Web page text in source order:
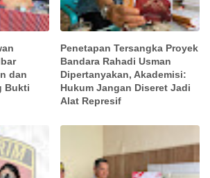
dan
Bukti
Penetapan Tersangka Proyek
Bandara Rahadi Usman
Dipertanyakan, Akademisi:
Hukum Jangan Diseret Jadi
Alat Represif